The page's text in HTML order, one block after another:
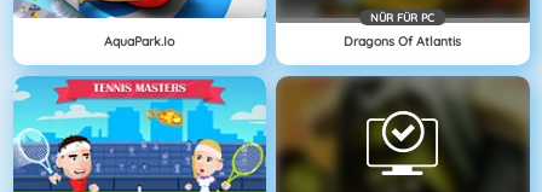
AquaPark.io
NÜR FÜR PC
Dragons Of Atlantis